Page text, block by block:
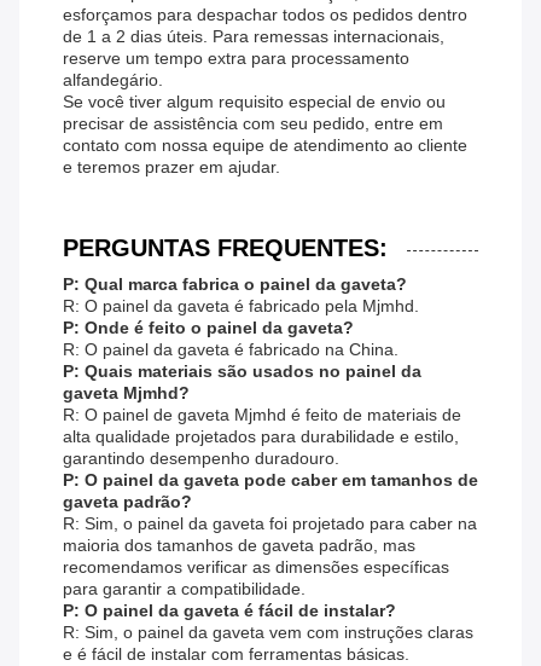
esforçamos para despachar todos os pedidos dentro
de 1 a 2 dias úteis. Para remessas internacionais,
reserve um tempo extra para processamento
alfandegário.
Se você tiver algum requisito especial de envio ou
precisar de assistência com seu pedido, entre em
contato com nossa equipe de atendimento ao cliente
e teremos prazer em ajudar.
PERGUNTAS FREQUENTES:
P: Qual marca fabrica o painel da gaveta?
R: O painel da gaveta é fabricado pela Mjmhd.
P: Onde é feito o painel da gaveta?
R: O painel da gaveta é fabricado na China.
P: Quais materiais são usados ​​no painel da
gaveta Mjmhd?
R: O painel de gaveta Mjmhd é feito de materiais de
alta qualidade projetados para durabilidade e estilo,
garantindo desempenho duradouro.
P: O painel da gaveta pode caber em tamanhos de
gaveta padrão?
R: Sim, o painel da gaveta foi projetado para caber na
maioria dos tamanhos de gaveta padrão, mas
recomendamos verificar as dimensões específicas
para garantir a compatibilidade.
P: O painel da gaveta é fácil de instalar?
R: Sim, o painel da gaveta vem com instruções claras
e é fácil de instalar com ferramentas básicas.